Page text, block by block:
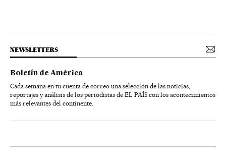
NEWSLETTERS
Boletín de América
Cada semana en tu cuenta de correo una selección de las noticias,
reportajes y análisis de los periodistas de EL PAÍS con los acontecimientos
más relevantes del continente.